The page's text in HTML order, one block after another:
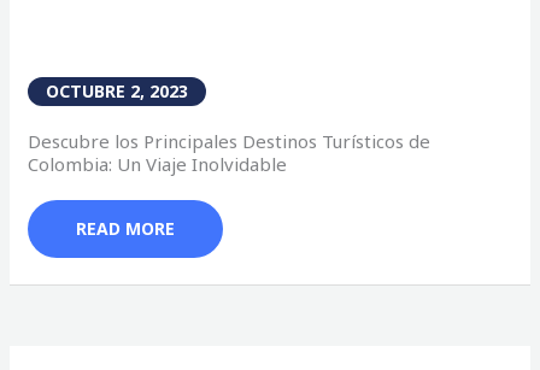
OCTUBRE 2, 2023
Descubre los Principales Destinos Turísticos de
Colombia: Un Viaje Inolvidable
READ MORE